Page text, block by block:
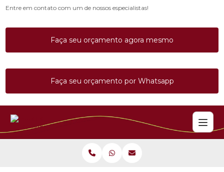
Entre em contato com um de nossos especialistas!
Faça seu orçamento agora mesmo
Faça seu orçamento por Whatsapp